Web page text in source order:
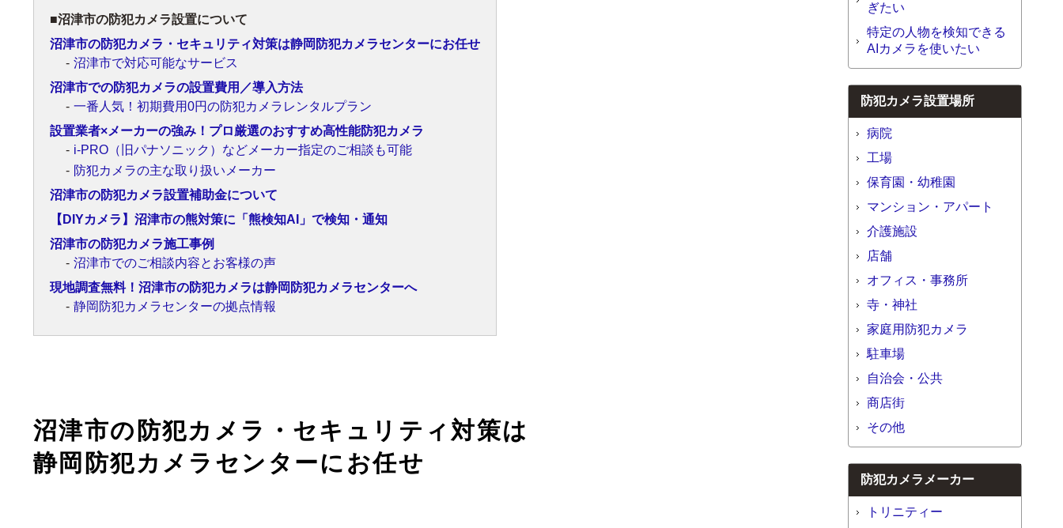
沼津市の防犯カメラ設置について
沼津市の防犯カメラ・セキュリティ対策は静岡防犯カメラセンターにお任せ
沼津市で対応可能なサービス
沼津市での防犯カメラの設置費用／導入方法
一番人気！初期費用0円の防犯カメラレンタルプラン
設置業者×メーカーの強み！プロ厳選のおすすめ高性能防犯カメラ
i-PRO（旧パナソニック）などメーカー指定のご相談も可能
防犯カメラの主な取り扱いメーカー
沼津市の防犯カメラ設置補助金について
【DIYカメラ】沼津市の熊対策に「熊検知AI」で検知・通知
沼津市の防犯カメラ施工事例
沼津市でのご相談内容とお客様の声
現地調査無料！沼津市の防犯カメラは静岡防犯カメラセンターへ
静岡防犯カメラセンターの拠点情報
沼津市の防犯カメラ・セキュリティ対策は
静岡防犯カメラセンターにお任せ
ぎたい
特定の人物を検知できる
AIカメラを使いたい
防犯カメラ設置場所
病院
工場
保育園・幼稚園
マンション・アパート
介護施設
店舗
オフィス・事務所
寺・神社
家庭用防犯カメラ
駐車場
自治会・公共
商店街
その他
防犯カメラメーカー
トリニティー